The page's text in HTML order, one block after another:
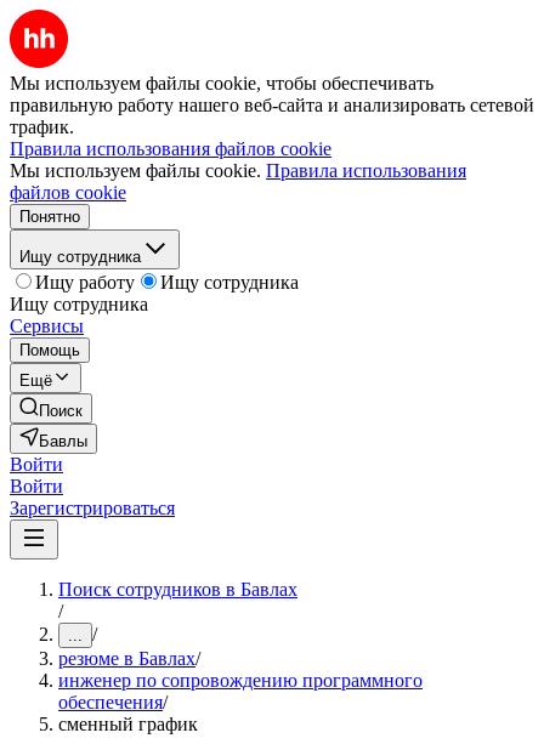
Мы используем файлы cookie, чтобы обеспечивать
правильную работу нашего веб-сайта и анализировать сетевой
трафик.
Правила использования файлов cookie
Мы используем файлы cookie. Правила использования
файлов cookie
Понятно
Ищу сотрудника
Ищу работу
Ищу сотрудника
Ищу сотрудника
Сервисы
Помощь
Ещё
Поиск
Бавлы
Войти
Войти
Зарегистрироваться
Поиск сотрудников в Бавлах
/
... /
резюме в Бавлах/
инженер по сопровождению программного
обеспечения/
сменный график